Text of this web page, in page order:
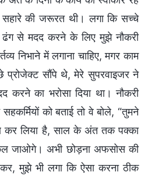
की जरूरत थी। लगा कि सच्चे
ढंग से मदद करने के लिए मुझे नौकरी
निभाने में लगाना चाहिए, मगर काम
सौंपे थे, मेरे सुपरवाइजर ने
करने का भरोसा दिया था। नौकरी
को बताई तो वे बोले, “तुमने
कर लिया है, साल के अंत तक पक्का
जाओगे। अभी छोड़ना अफसोस की
मुझे भी लगा कि ऐसा करना ठीक